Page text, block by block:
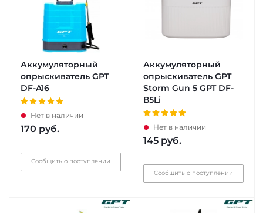
Аккумуляторный
опрыскиватель GPT
DF-A16
Нет в наличии
170 руб.
Сообщить о поступлении
Аккумуляторный
опрыскиватель GPT
Storm Gun 5 GPT DF-
В5Li
Нет в наличии
145 руб.
Сообщить о поступлении